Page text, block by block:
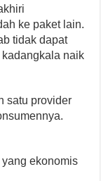
ke paket lain.
tidak dapat
naik
satu provider
ekonomis